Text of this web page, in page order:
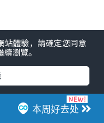
本周好去处
體驗，請確定您同意
瀏覽。